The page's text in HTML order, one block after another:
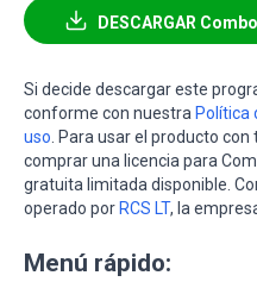
DESCARGAR
Si decide descargar este
conforme con nuestra Política
uso. Para usar el producto
comprar una licencia para
gratuita limitada disponible.
operado por RCS LT, la
Menú rápido: